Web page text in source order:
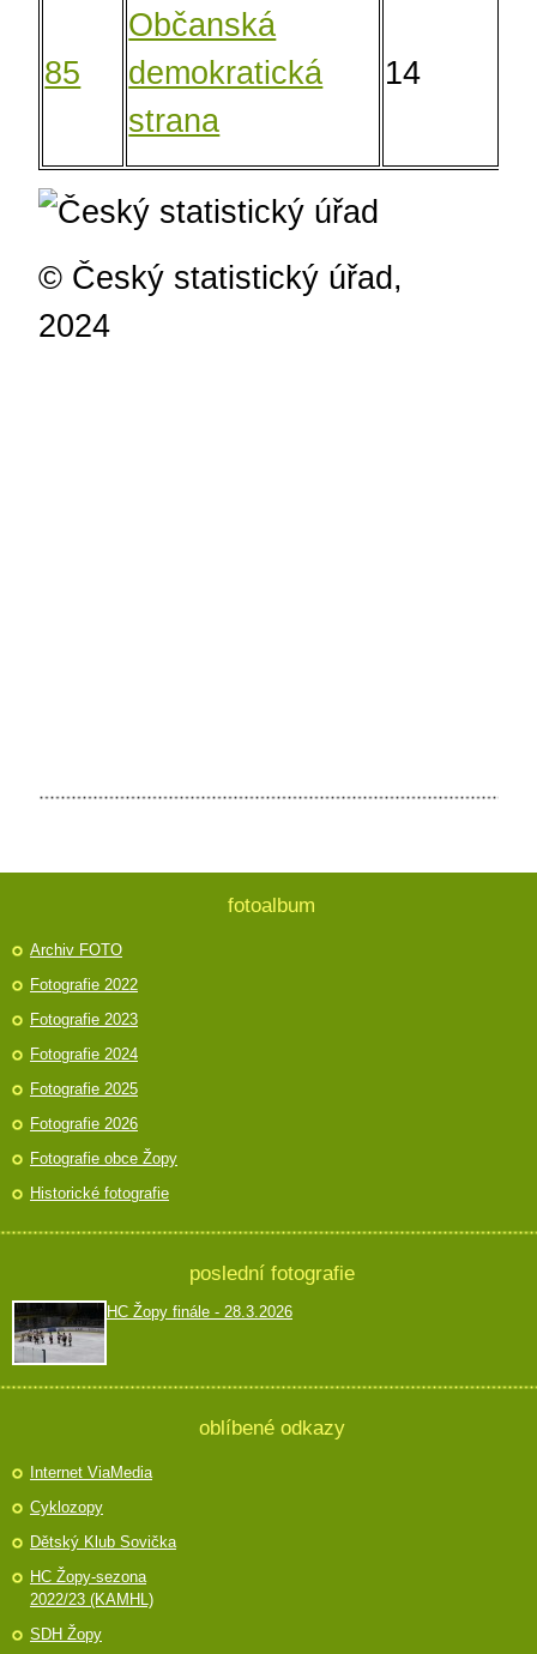
85
Občanská
demokratická
strana
14
© Český statistický úřad,
2024
fotoalbum
Archiv FOTO
Fotografie 2022
Fotografie 2023
Fotografie 2024
Fotografie 2025
Fotografie 2026
Fotografie obce Žopy
Historické fotografie
poslední fotografie
HC Žopy finále - 28.3.2026
oblíbené odkazy
Internet ViaMedia
Cyklozopy
Dětský Klub Sovička
HC Žopy-sezona
2022/23 (KAMHL)
SDH Žopy